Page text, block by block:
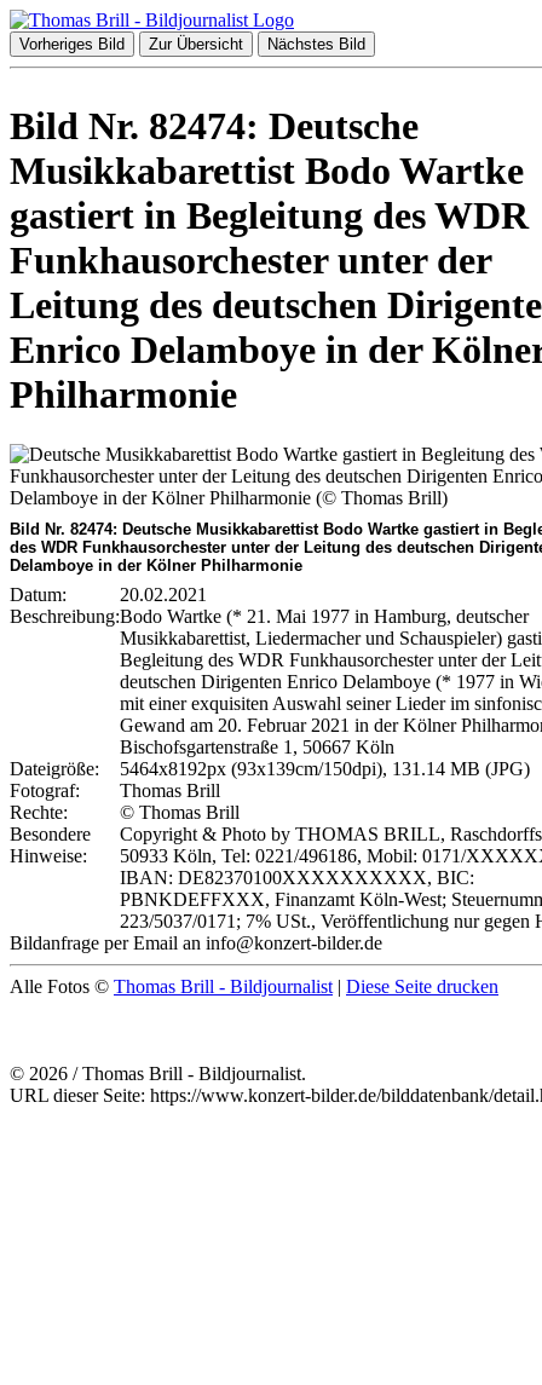
Vorheriges Bild Zur Übersicht Nächstes Bild
Bild Nr. 82474: Deutsche
Musikkabarettist Bodo Wartke
gastiert in Begleitung des WDR
Funkhausorchester unter der
Leitung des deutschen
Enrico Delamboye in der
Philharmonie
Bild Nr. 82474: Deutsche Musikkabarettist Bodo Wartke gastiert in
des WDR Funkhausorchester unter der Leitung des deutschen
Delamboye in der Kölner Philharmonie
Datum:
20.02.2021
Beschreibung:Bodo Wartke (* 21. Mai 1977 in Hamburg, deutscher
Musikkabarettist, Liedermacher und Schauspieler)
Begleitung des WDR Funkhausorchester unter der
deutschen Dirigenten Enrico Delamboye (* 1977 in
mit einer exquisiten Auswahl seiner Lieder im
Gewand am 20. Februar 2021 in der Kölner
Bischofsgartenstraße 1, 50667 Köln
Dateigröße:
5464x8192px (93x139cm/150dpi), 131.14 MB (JPG)
Fotograf:
Thomas Brill
Rechte:
© Thomas Brill
Besondere
Hinweise:
Copyright & Photo by THOMAS BRILL,
50933 Köln, Tel: 0221/496186, Mobil: 0171/
IBAN: DE82370100XXXXXXXXXX, BIC:
PBNKDEFFXXX, Finanzamt Köln-West;
223/5037/0171; 7% USt., Veröffentlichung nur gegen
Bildanfrage per Email an info@konzert-bilder.de
Alle Fotos © Thomas Brill - Bildjournalist | Diese Seite drucken
© 2026 / Thomas Brill - Bildjournalist.
URL dieser Seite: https://www.konzert-bilder.de/bilddatenbank/